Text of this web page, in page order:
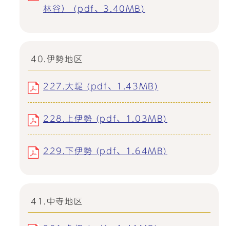
林谷） (pdf、3.40MB)
40.伊勢地区
227.大堤 (pdf、1.43MB)
228.上伊勢 (pdf、1.03MB)
229.下伊勢 (pdf、1.64MB)
41.中寺地区